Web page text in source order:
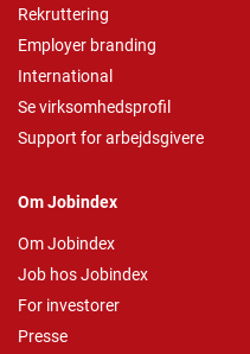
Rekruttering
Employer branding
International
Se virksomhedsprofil
Support for arbejdsgivere
Om Jobindex
Om Jobindex
Job hos Jobindex
For investorer
Presse